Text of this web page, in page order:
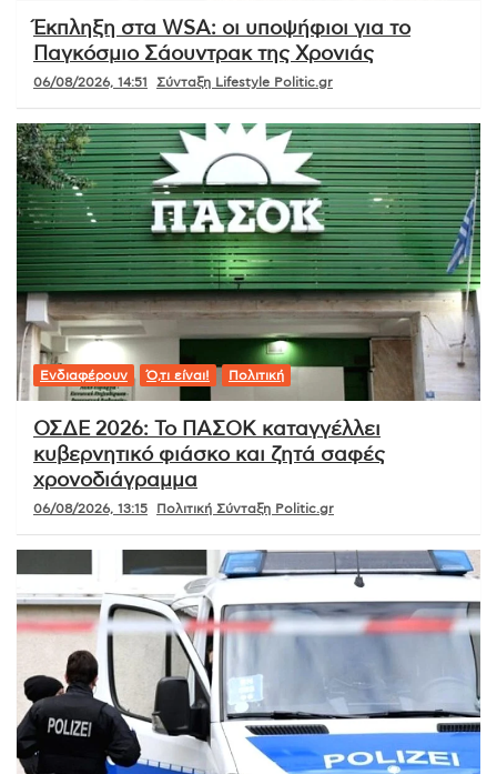
Έκπληξη στα WSA: οι υποψήφιοι για το
Παγκόσμιο Σάουντρακ της Χρονιάς
06/08/2026, 14:51 Σύνταξη Lifestyle Politic.gr
Ενδιαφέρουν Ό,τι είναι! Πολιτική
ΟΣΔΕ 2026: Το ΠΑΣΟΚ καταγγέλλει
κυβερνητικό φιάσκο και ζητά σαφές
χρονοδιάγραμμα
06/08/2026, 13:15 Πολιτική Σύνταξη Politic.gr